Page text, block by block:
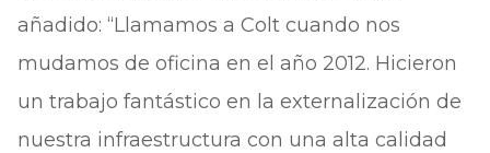
añadido: “Llamamos a Colt cuando nos
mudamos de oficina en el año 2012. Hicieron
un trabajo fantástico en la externalización de
nuestra infraestructura con una alta calidad